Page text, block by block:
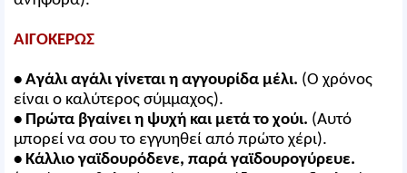
ΑΙΓΟΚΕΡΩΣ
• Αγάλι αγάλι γίνεται η αγγουρίδα μέλι. (Ο χρόνος
είναι ο καλύτερος σύμμαχος).
• Πρώτα βγαίνει η ψυχή και μετά το χούι. (Αυτό
μπορεί να σου το εγγυηθεί από πρώτο χέρι).
• Κάλλιο γαϊδουρόδενε, παρά γαϊδουρογύρευε.